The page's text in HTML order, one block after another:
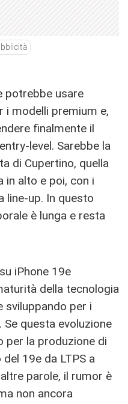
potrebbe usare
i modelli premium e,
finalmente il
level. Sarebbe la
di Cupertino, quella
in alto e poi, con i
line-up. In questo
è lunga e resta
iPhone 19e
della tecnologia
sviluppando per i
questa evoluzione
per la produzione di
19e da LTPS a
parole, il rumor è
non ancora